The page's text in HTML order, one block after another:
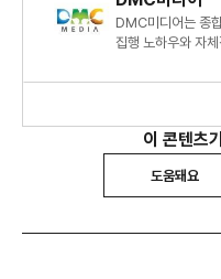
DMC미디어는 종
집행 노하우와 자
이 콘텐츠
도움돼요